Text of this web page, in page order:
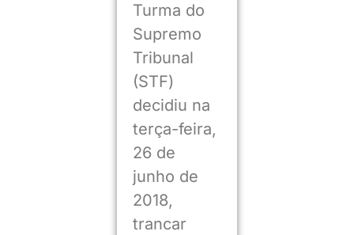
Turma do
Supremo
Tribunal
(STF)
decidiu na
terça-feira,
26 de
junho de
2018,
trancar